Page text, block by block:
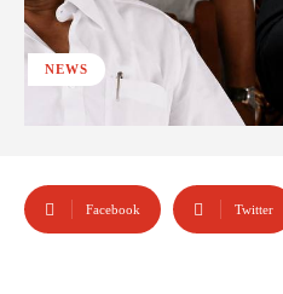
NEWS
Facebook Twitter